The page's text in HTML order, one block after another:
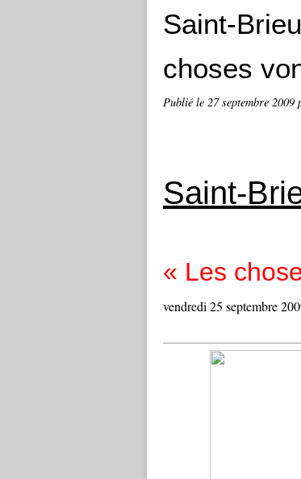
Saint-
choses
Publié le 27 septembre 2009
Saint-
« Les
vendredi 25 septembre